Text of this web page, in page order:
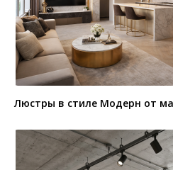
Люстры в стиле Модерн от